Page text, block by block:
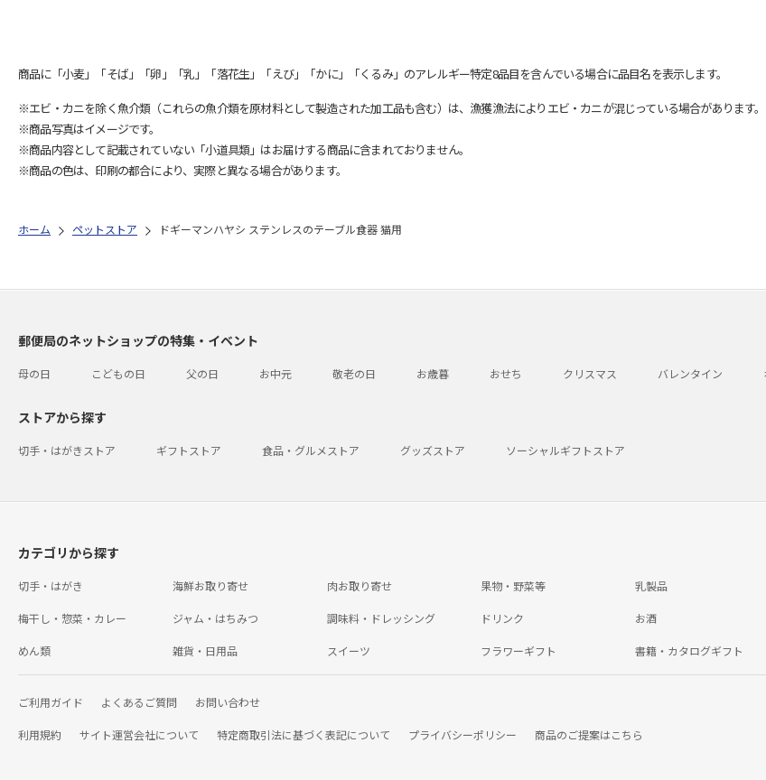
商品に「小麦」「そば」「卵」「乳」「落花生」「えび」「かに」「くるみ」のアレルギー特定8品目を含んでいる場合に品目名を表示します。
※エビ・カニを除く魚介類（これらの魚介類を原材料として製造された加工品も含む）は、漁獲漁法によりエビ・カニが混じっている場合があります
※商品写真はイメージです。
※商品内容として記載されていない「小道具類」はお届けする商品に含まれておりません。
※商品の色は、印刷の都合により、実際と異なる場合があります。
ホーム ペットストア ドギーマンハヤシ ステンレスのテーブル食器 猫用
郵便局のネットショップの特集・イベント
母の日 こどもの日 父の日 お中元 敬老の日 お歳暮 おせち クリスマス バレンタイン
ストアから探す
切手・はがきストア ギフトストア 食品・グルメストア グッズストア ソーシャルギフトストア
カテゴリから探す
切手・はがき 海鮮お取り寄せ 肉お取り寄せ 果物・野菜等 乳製品
梅干し・惣菜・カレー ジャム・はちみつ 調味料・ドレッシング ドリンク お酒
めん類 雑貨・日用品 スイーツ フラワーギフト 書籍・カタログギフト
ご利用ガイド よくあるご質問 お問い合わせ
利用規約 サイト運営会社について 特定商取引法に基づく表記について プライバシーポリシー 商品のご提案はこちら